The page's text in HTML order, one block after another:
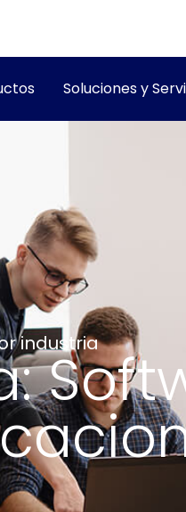
Soluciones y
industria